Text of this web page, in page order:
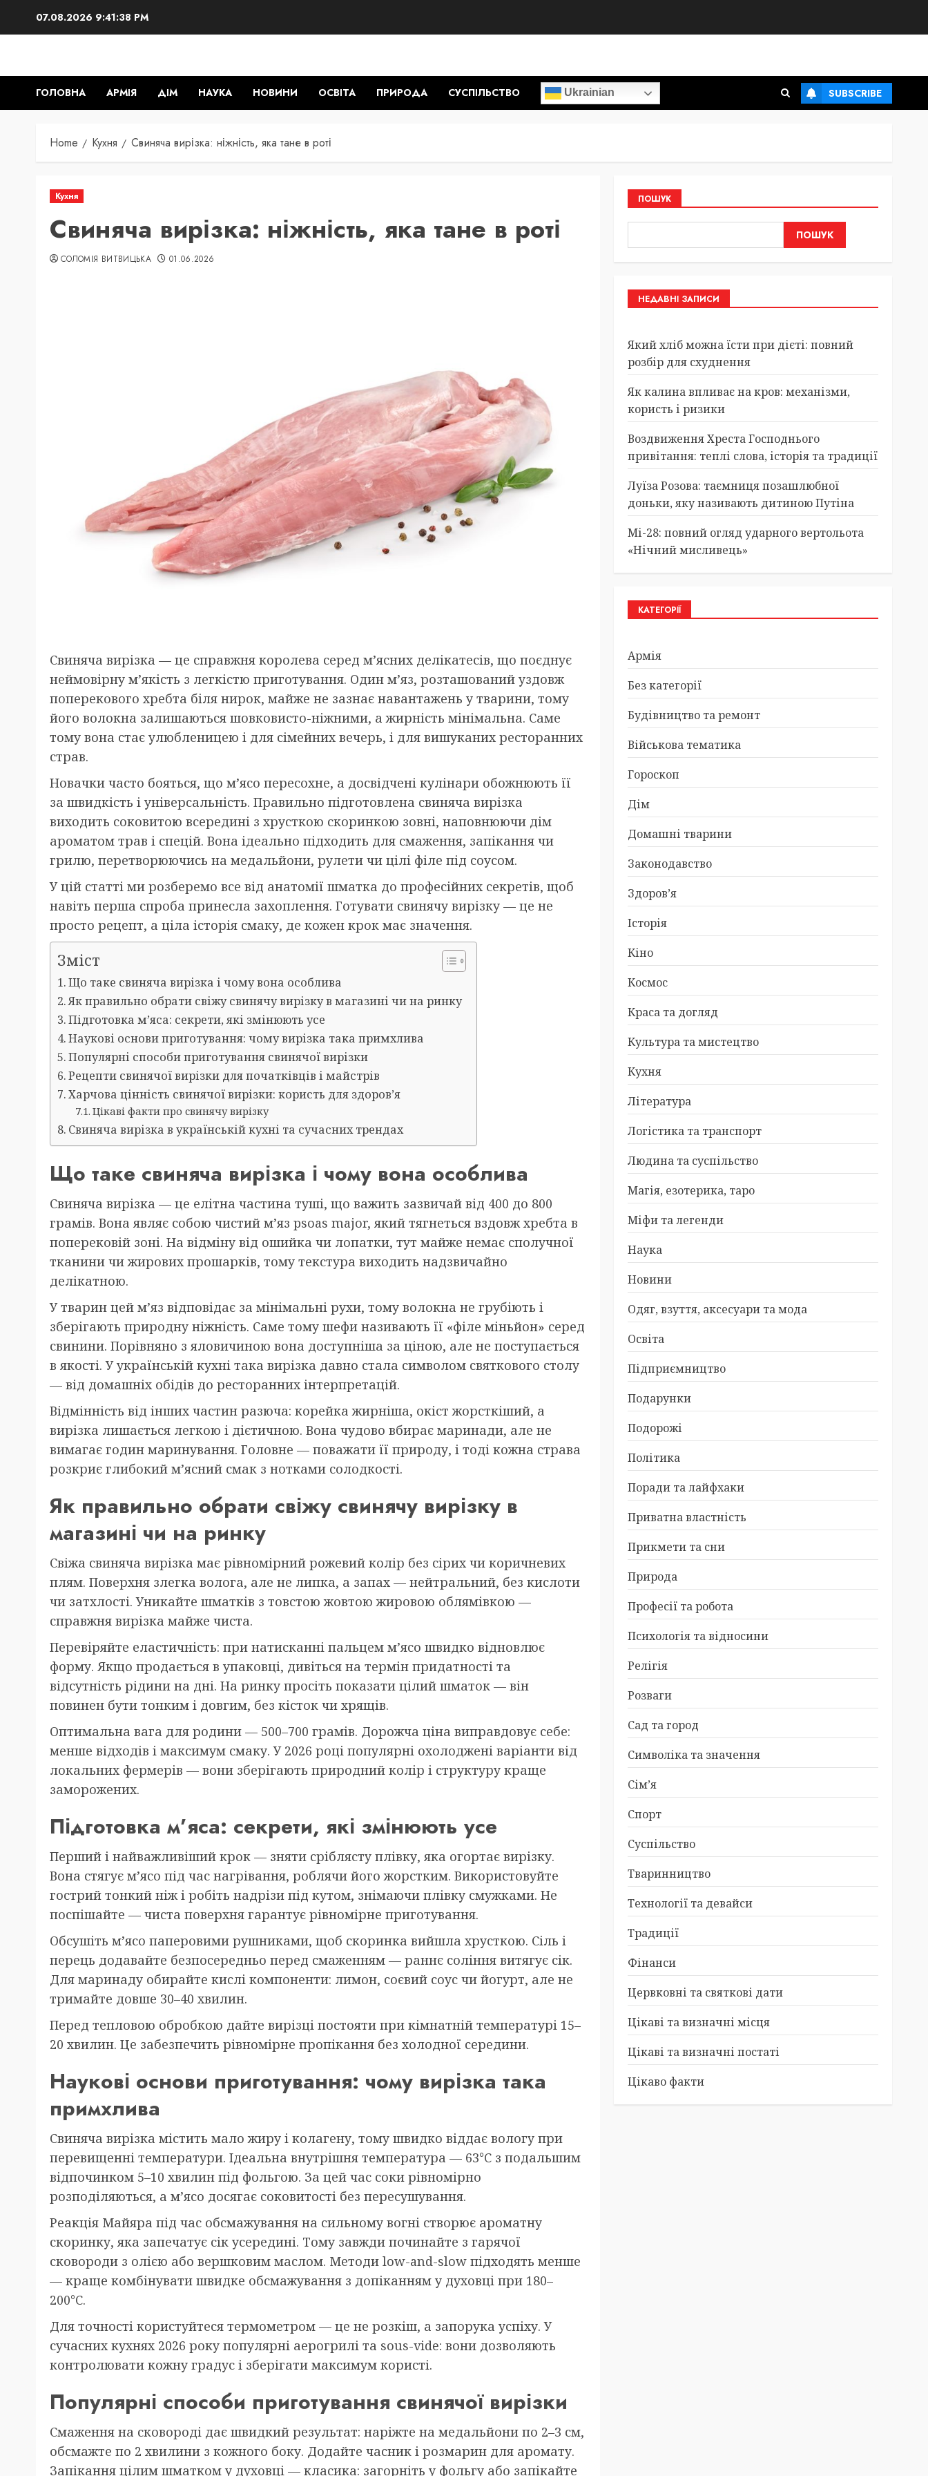
07.08.2026 9:41:39 PM
ГОЛОВНА АРМІЯ ДІМ НАУКА НОВИНИ ОСВІТА ПРИРОДА СУСПІЛЬСТВО Ukrainian SUBSCRIBE
Home Кухня Свиняча вирізка: ніжність, яка тане в роті
Кухня
Свиняча вирізка: ніжність, яка тане в роті
СОЛОМІЯ ВИТВИЦЬКА 01.06.2026
Свиняча вирізка — це справжня королева серед м’ясних делікатесів, що поєднує
неймовірну м’якість з легкістю приготування. Один м’яз, розташований уздовж
поперекового хребта біля нирок, майже не зазнає навантажень у тварини, тому
його волокна залишаються шовковисто-ніжними, а жирність мінімальна. Саме
тому вона стає улюбленицею і для сімейних вечерь, і для вишуканих ресторанних
страв.
Новачки часто бояться, що м’ясо пересохне, а досвідчені кулінари обожнюють її
за швидкість і універсальність. Правильно підготовлена свиняча вирізка
виходить соковитою всередині з хрусткою скоринкою зовні, наповнюючи дім
ароматом трав і спецій. Вона ідеально підходить для смаження, запікання чи
грилю, перетворюючись на медальйони, рулети чи цілі філе під соусом.
У цій статті ми розберемо все від анатомії шматка до професійних секретів, щоб
навіть перша спроба принесла захоплення. Готувати свинячу вирізку — це не
просто рецепт, а ціла історія смаку, де кожен крок має значення.
Зміст
Що таке свиняча вирізка і чому вона особлива
Як правильно обрати свіжу свинячу вирізку в магазині чи на ринку
Підготовка м’яса: секрети, які змінюють усе
Наукові основи приготування: чому вирізка така примхлива
Популярні способи приготування свинячої вирізки
Рецепти свинячої вирізки для початківців і майстрів
Харчова цінність свинячої вирізки: користь для здоров’я
Цікаві факти про свинячу вирізку
Свиняча вирізка в українській кухні та сучасних трендах
Що таке свиняча вирізка і чому вона особлива
Свиняча вирізка — це елітна частина туші, що важить зазвичай від 400 до 800
грамів. Вона являє собою чистий м’яз psoas major, який тягнеться вздовж хребта в
поперековій зоні. На відміну від ошийка чи лопатки, тут майже немає сполучної
тканини чи жирових прошарків, тому текстура виходить надзвичайно
делікатною.
У тварин цей м’яз відповідає за мінімальні рухи, тому волокна не грубіють і
зберігають природну ніжність. Саме тому шефи називають її «філе міньйон» серед
свинини. Порівняно з яловичиною вона доступніша за ціною, але не поступається
в якості. У українській кухні така вирізка давно стала символом святкового столу
— від домашніх обідів до ресторанних інтерпретацій.
Відмінність від інших частин разюча: корейка жирніша, окіст жорсткіший, а
вирізка лишається легкою і дієтичною. Вона чудово вбирає маринади, але не
вимагає годин маринування. Головне — поважати її природу, і тоді кожна страва
розкриє глибокий м’ясний смак з нотками солодкості.
Як правильно обрати свіжу свинячу вирізку в
магазині чи на ринку
Свіжа свиняча вирізка має рівномірний рожевий колір без сірих чи коричневих
плям. Поверхня злегка волога, але не липка, а запах — нейтральний, без кислоти
чи затхлості. Уникайте шматків з товстою жовтою жировою облямівкою —
справжня вирізка майже чиста.
Перевіряйте еластичність: при натисканні пальцем м’ясо швидко відновлює
форму. Якщо продається в упаковці, дивіться на термін придатності та
відсутність рідини на дні. На ринку просіть показати цілий шматок — він
повинен бути тонким і довгим, без кісток чи хрящів.
Оптимальна вага для родини — 500–700 грамів. Дорожча ціна виправдовує себе:
менше відходів і максимум смаку. У 2026 році популярні охолоджені варіанти від
локальних фермерів — вони зберігають природний колір і структуру краще
заморожених.
Підготовка м’яса: секрети, які змінюють усе
Перший і найважливіший крок — зняти сріблясту плівку, яка огортає вирізку.
Вона стягує м’ясо під час нагрівання, роблячи його жорстким. Використовуйте
гострий тонкий ніж і робіть надрізи під кутом, знімаючи плівку смужками. Не
поспішайте — чиста поверхня гарантує рівномірне приготування.
Обсушіть м’ясо паперовими рушниками, щоб скоринка вийшла хрусткою. Сіль і
перець додавайте безпосередньо перед смаженням — раннє соління витягує сік.
Для маринаду обирайте кислі компоненти: лимон, соєвий соус чи йогурт, але не
тримайте довше 30–40 хвилин.
Перед тепловою обробкою дайте вирізці постояти при кімнатній температурі 15–
20 хвилин. Це забезпечить рівномірне пропікання без холодної середини.
Наукові основи приготування: чому вирізка така
примхлива
Свиняча вирізка містить мало жиру і колагену, тому швидко віддає вологу при
перевищенні температури. Ідеальна внутрішня температура — 63°C з подальшим
відпочинком 5–10 хвилин під фольгою. За цей час соки рівномірно
розподіляються, а м’ясо досягає соковитості без пересушування.
Реакція Майяра під час обсмажування на сильному вогні створює ароматну
скоринку, яка запечатує сік усередині. Тому завжди починайте з гарячої
сковороди з олією або вершковим маслом. Методи low-and-slow підходять менше
— краще комбінувати швидке обсмажування з допіканням у духовці при 180–
200°C.
Для точності користуйтеся термометром — це не розкіш, а запорука успіху. У
сучасних кухнях 2026 року популярні аерогрилі та sous-vide: вони дозволяють
контролювати кожну градус і зберігати максимум користі.
Популярні способи приготування свинячої вирізки
Смаження на сковороді дає швидкий результат: наріжте на медальйони по 2–3 см,
обсмажте по 2 хвилини з кожного боку. Додайте часник і розмарин для аромату.
Запікання цілим шматком у духовці — класика: загорніть у фольгу або запікайте
ПОШУК
ПОШУК
НЕДАВНІ ЗАПИСИ
Який хліб можна їсти при дієті: повний
розбір для схуднення
Як калина впливає на кров: механізми,
користь і ризики
Воздвиження Хреста Господнього
привітання: теплі слова, історія та традиції
Луїза Розова: таємниця позашлюбної
доньки, яку називають дитиною Путіна
Мі-28: повний огляд ударного вертольота
«Нічний мисливець»
КАТЕГОРІЇ
Армія
Без категорії
Будівництво та ремонт
Військова тематика
Гороскоп
Дім
Домашні тварини
Законодавство
Здоров’я
Історія
Кіно
Космос
Краса та догляд
Культура та мистецтво
Кухня
Література
Логістика та транспорт
Людина та суспільство
Магія, езотерика, таро
Міфи та легенди
Наука
Новини
Одяг, взуття, аксесуари та мода
Освіта
Підприємництво
Подарунки
Подорожі
Політика
Поради та лайфхаки
Приватна властність
Прикмети та сни
Природа
Професії та робота
Психологія та відносини
Релігія
Розваги
Сад та город
Символіка та значення
Сім’я
Спорт
Суспільство
Тваринництво
Технології та девайси
Традиції
Фінанси
Цервковні та святкові дати
Цікаві та визначні місця
Цікаві та визначні постаті
Цікаво факти